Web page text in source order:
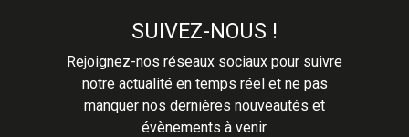
SUIVEZ-NOUS !
Rejoignez-nos réseaux sociaux pour suivre
notre actualité en temps réel et ne pas
manquer nos dernières nouveautés et
évènements à venir.